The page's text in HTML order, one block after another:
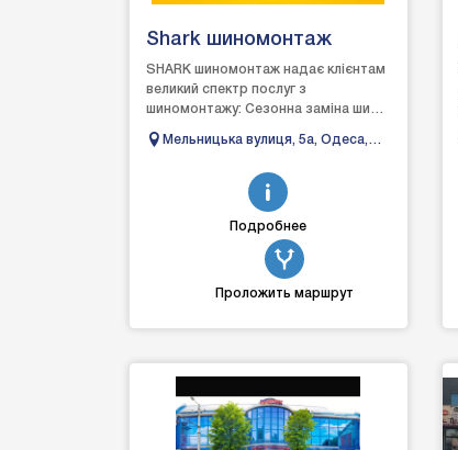
Shark шиномонтаж
SHARK шиномонтаж надає клієнтам
великий спектр послуг з
шиномонтажу: Сезонна заміна шин
балансування коліс);Ремонт прок...
Мельницька вулиця, 5а, Одеса,
Подробнее
Проложить маршрут